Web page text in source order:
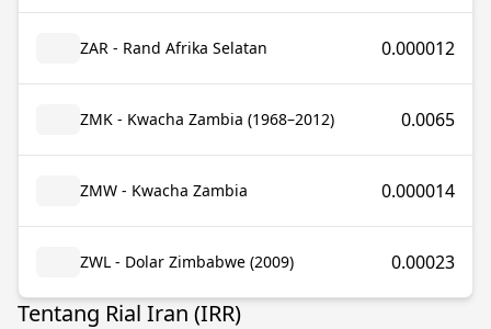
ZAR - Rand Afrika Selatan 0.000012
ZMK - Kwacha Zambia (1968–2012) 0.0065
ZMW - Kwacha Zambia 0.000014
ZWL - Dolar Zimbabwe (2009) 0.00023
Tentang Rial Iran (IRR)